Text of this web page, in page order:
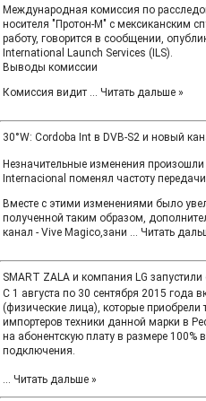
Международная комиссия по
носителя "Протон-М" с мексиканским
работу, говорится в сообщении,
International Launch Services (ILS).
Выводы комиссии
Комиссия видит ... Читать дальше »
30°W: Cordoba Int в DVB-S2 и новый
Незначительные изменения
Internacional поменял частоту
Вместе с этими изменениями было
полученной таким образом,
канал - Vive Magico,зани ... Читать
SMART ZALA и компания LG
С 1 августа по 30 сентября 2015 года
(физические лица), которые
импортеров техники данной марки в
на абонентскую плату в размере 100%
подключения.
... Читать дальше »